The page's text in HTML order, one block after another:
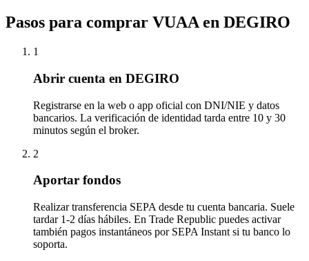
Pasos para comprar VUAAen DEGIRO
1
Abrir cuenta en DEGIRO
Registrarse en la web o app oficial con DNI/NIE y datos
bancarios. La verificación de identidad tarda entre 10 y 30
minutos según el broker.
2
Aportar fondos
Realizar transferencia SEPA desde tu cuenta bancaria. Suele
tardar 1-2 días hábiles. En Trade Republic puedes activar
también pagos instantáneos por SEPA Instant si tu banco lo
soporta.